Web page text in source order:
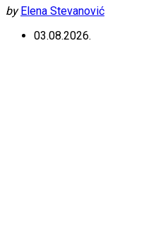
by Elena Stevanović
03.08.2026.